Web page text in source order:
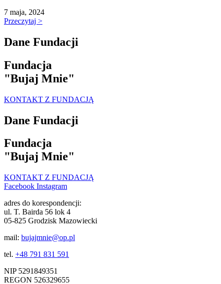
7 maja, 2024
Przeczytaj >
Dane Fundacji
Fundacja
"Bujaj Mnie"
KONTAKT Z FUNDACJĄ
Dane Fundacji
Fundacja
"Bujaj Mnie"
KONTAKT Z FUNDACJĄ
Facebook Instagram
adres do korespondencji:
ul. T. Bairda 56 lok 4
05-825 Grodzisk Mazowiecki
mail: bujajmnie@op.pl
tel. +48 791 831 591
NIP 5291849351
REGON 526329655